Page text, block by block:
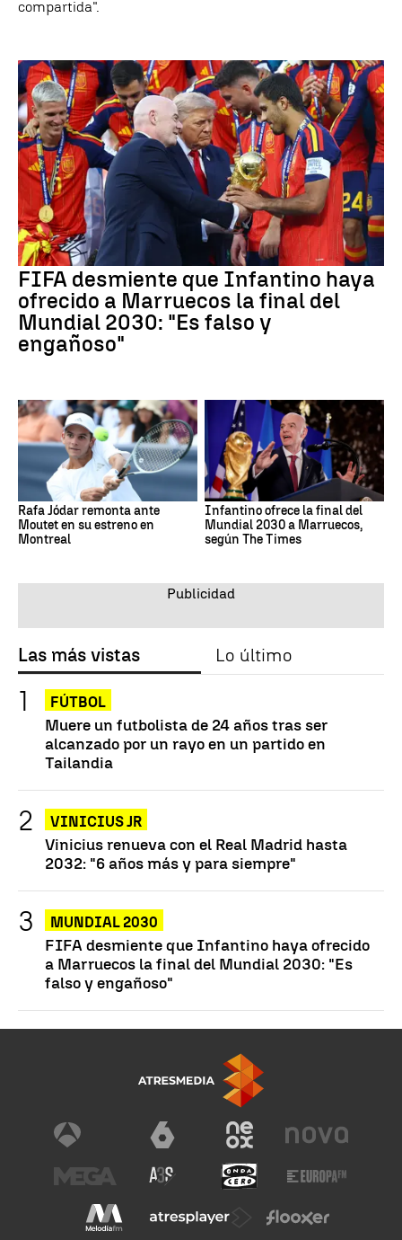
compartida".
FIFA desmiente que Infantino haya
ofrecido a Marruecos la final del
Mundial 2030: "Es falso y
engañoso"
Rafa Jódar remonta ante
Moutet en su estreno en
Montreal
Infantino ofrece la final del
Mundial 2030 a Marruecos,
según The Times
Las más vistas Lo último
FÚTBOL
Muere un futbolista de 24 años tras ser
alcanzado por un rayo en un partido en
Tailandia
VINICIUS JR
Vinicius renueva con el Real Madrid hasta
2032: "6 años más y para siempre"
MUNDIAL 2030
FIFA desmiente que Infantino haya ofrecido
a Marruecos la final del Mundial 2030: "Es
falso y engañoso"